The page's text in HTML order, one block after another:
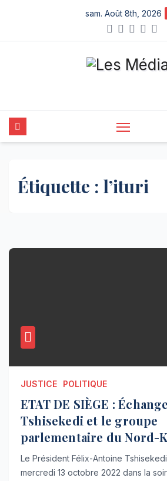
content
sam. Août 8th, 2026
Étiquette : l’ituri
JUSTICE POLITIQUE
ETAT DE SIÈGE :
Tshisekedi et le groupe
parlementaire du Nord-
l’Ituri
Le Président Félix-Antoine
mercredi 13 octobre 2022 dans la